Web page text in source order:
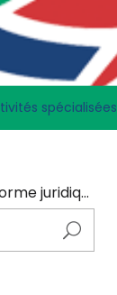
Entrer ici le nom de l'adhérents (code NAF, catégorie ou forme juridique)